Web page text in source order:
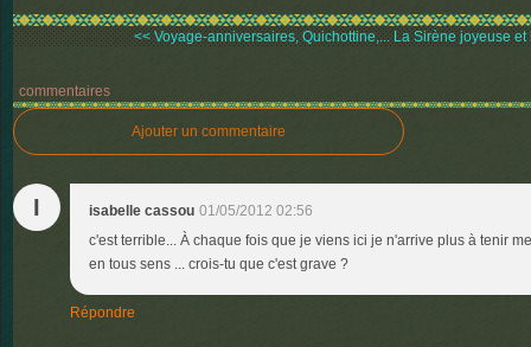
<< Voyage-anniversaires, Quichottine,... La Sirène joyeuse et
commentaires
Ajouter un commentaire
I isabelle cassou 01/05/2012 02:56
c'est terrible... À chaque fois que je viens ici je n'arrive plus à tenir
en tous sens ... crois-tu que c'est grave ?
Répondre